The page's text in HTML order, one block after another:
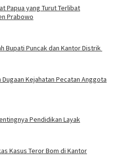
Papua yang Turut Terlibat
Prabowo
Bupati Puncak dan Kantor Distrik
Kejahatan Pecatan Anggota
Pendidikan Layak
Kasus Teror Bom di Kantor